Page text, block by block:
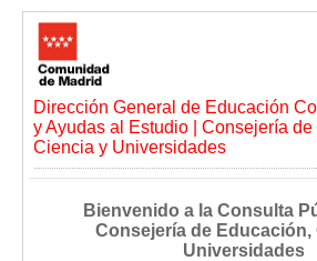
Dirección General de Educación
y Ayudas al Estudio | Consejería
Ciencia y Universidades
Bienvenido a la Consulta
Consejería de Educación,
Universidades